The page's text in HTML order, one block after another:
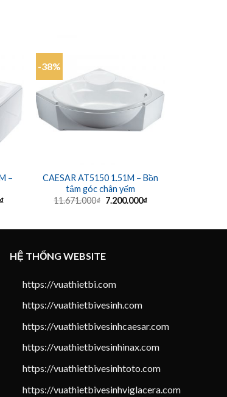
–
Giá
-38%
CAESAR AT5150 1.51M – Bồn
tắm góc chân yếm
11.671.000₫ Giá
7.200.000₫Giá
HỆ THỐNG WEBSITE
https://vuathietbi.com
https://vuathietbivesinh.com
https://vuathietbivesinhcaesar.com
https://vuathietbivesinhinax.com
https://vuathietbivesinhtoto.com
https://vuathietbivesinhviglacera.com